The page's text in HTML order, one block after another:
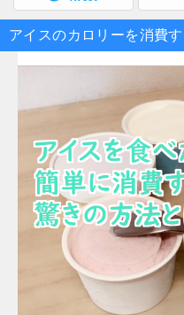
アイスのカロリーを消費